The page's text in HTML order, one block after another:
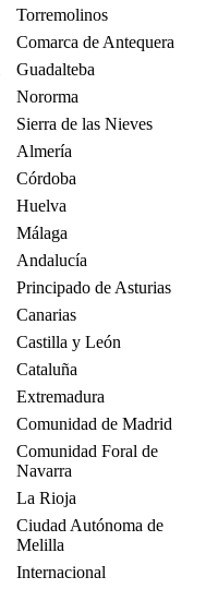
Torremolinos
Comarca de Antequera
Guadalteba
Nororma
Sierra de las Nieves
Almería
Córdoba
Huelva
Málaga
Andalucía
Principado de Asturias
Canarias
Castilla y León
Cataluña
Extremadura
Comunidad de Madrid
Comunidad Foral de
Navarra
La Rioja
Ciudad Autónoma de
Melilla
Internacional